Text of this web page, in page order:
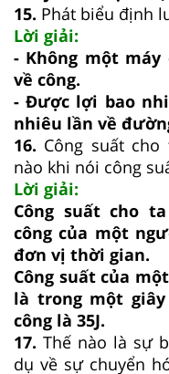
15. Phát biểu định
Lời giải:
- Không một
về công.
- Được lợi bao
nhiêu lần về
16. Công suất
nào khi nói công
Lời giải:
Công suất cho
công của một
đơn vị thời gian.
Công suất của
là trong một
công là 35J.
17. Thế nào là sự
dụ về sự chuyển